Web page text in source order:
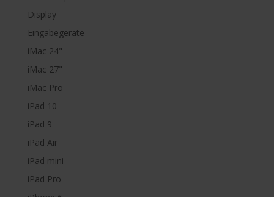
Display
Eingabegeräte
iMac 24"
iMac 27"
iMac Pro
iPad 10
iPad 9
iPad Air
iPad mini
iPad Pro